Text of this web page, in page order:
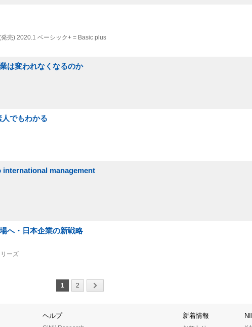
売) 2020.1 ベーシック+ = Basic plus
は変われなくなるのか
でもわかる
international management
へ・日本企業の新戦略
ーズ
1 2
ヘルプ 新着情報